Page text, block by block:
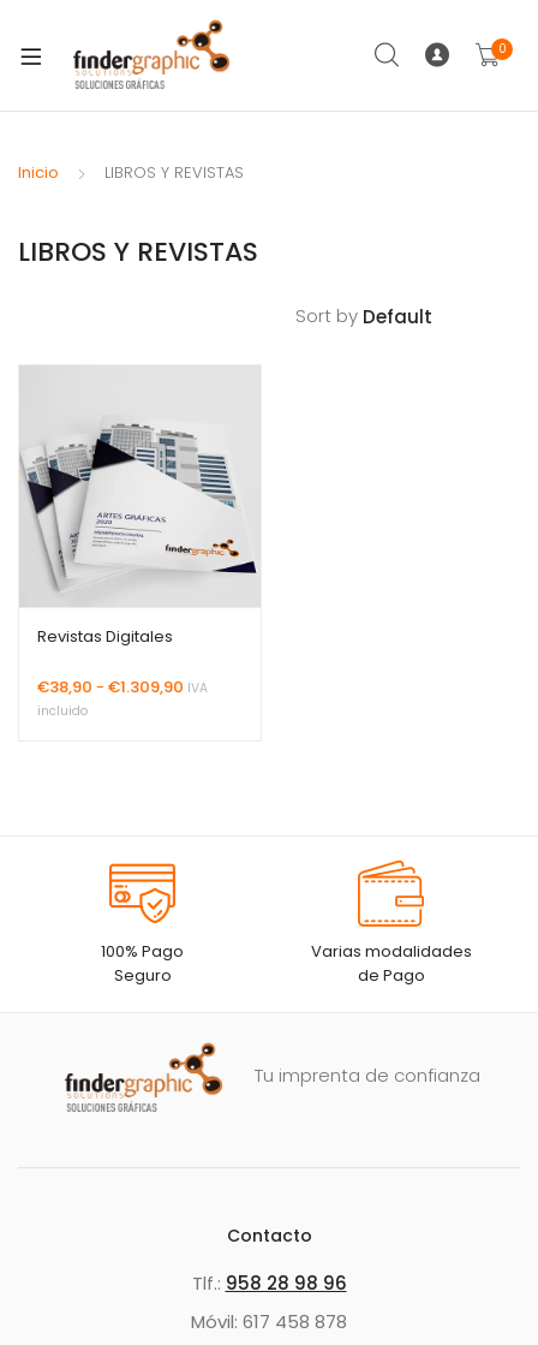
0
Inicio LIBROS Y REVISTAS
LIBROS Y REVISTAS
Sort by
Revistas Digitales
€38,90 - €1.309,90 Rango
IVA
incluido
100% Pago
Seguro
Varias modalidades
de Pago
Tu imprenta de confianza
Contacto
Tlf.: 958 28 98 96
Móvil: 617 458 878